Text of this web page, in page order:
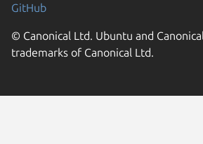
GitHub
© Canonical Ltd. Ubuntu and
trademarks of Canonical Ltd.